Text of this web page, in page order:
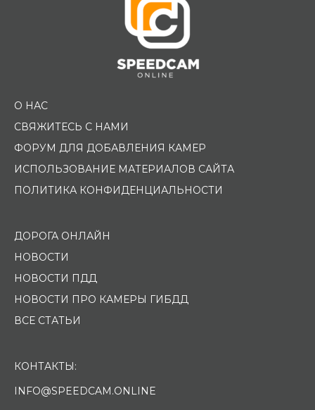
О НАС
СВЯЖИТЕСЬ С НАМИ
ФОРУМ ДЛЯ ДОБАВЛЕНИЯ КАМЕР
ИСПОЛЬЗОВАНИЕ МАТЕРИАЛОВ САЙТА
ПОЛИТИКА КОНФИДЕНЦИАЛЬНОСТИ
ДОРОГА ОНЛАЙН
НОВОСТИ
НОВОСТИ ПДД
НОВОСТИ ПРО КАМЕРЫ ГИБДД
ВСЕ СТАТЬИ
КОНТАКТЫ:
INFO@SPEEDCAM.ONLINE